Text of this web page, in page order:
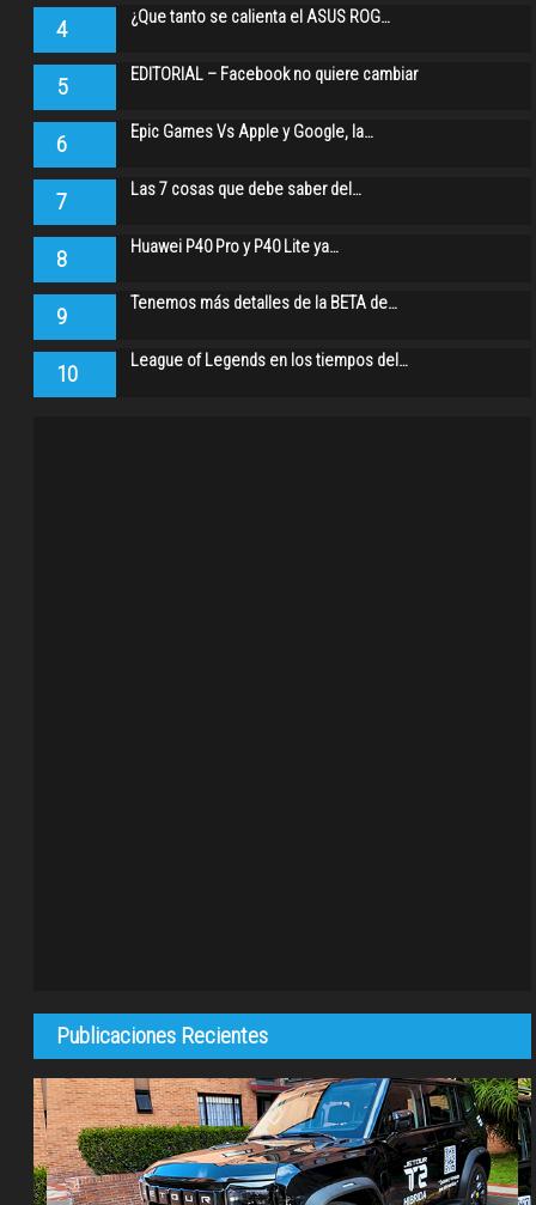
4 ¿Que tanto se calienta el ASUS ROG…
5 EDITORIAL – Facebook no quiere cambiar
6 Epic Games Vs Apple y Google, la…
7 Las 7 cosas que debe saber del…
8 Huawei P40 Pro y P40 Lite ya…
9 Tenemos más detalles de la BETA de…
10 League of Legends en los tiempos del…
Publicaciones Recientes